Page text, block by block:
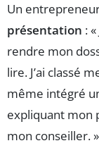
Un
présentation :
rendre mon
lire. J’ai classé
même intégré
expliquant mon
mon conseiller.